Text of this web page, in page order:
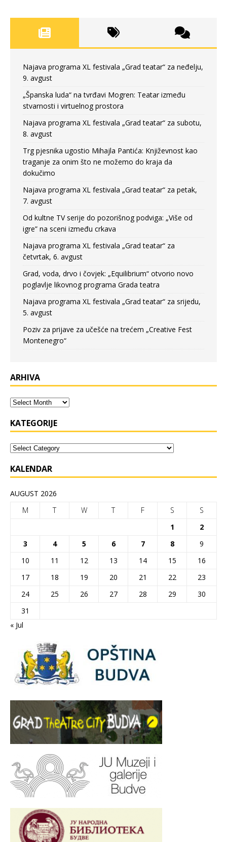
Najava programa XL festivala „Grad teatar“ za neđelju,
9. avgust
„Španska luda“ na tvrđavi Mogren: Teatar između
stvarnosti i virtuelnog prostora
Najava programa XL festivala „Grad teatar“ za subotu,
8. avgust
Trg pjesnika ugostio Mihajla Pantića: Književnost kao
traganje za onim što ne možemo do kraja da
dokučimo
Najava programa XL festivala „Grad teatar“ za petak,
7. avgust
Od kultne TV serije do pozorišnog podviga: „Više od
igre” na sceni između crkava
Najava programa XL festivala „Grad teatar“ za
četvrtak, 6. avgust
Grad, voda, drvo i čovjek: „Equilibrium“ otvorio novo
poglavlje likovnog programa Grada teatra
Najava programa XL festivala „Grad teatar“ za srijedu,
5. avgust
Poziv za prijave za učešće na trećem „Creative Fest
Montenegro“
ARHIVA
KATEGORIJE
KALENDAR
AUGUST 2026
M
T W T F S
S
1
2
3
4 5 6 7 8
9
10
11 12 13 14 15
16
17
18 19 20 21 22
23
24
25 26 27 28 29
30
31
« Jul